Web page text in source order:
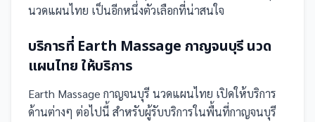
นวดแผนไทย เป็นอีกหนึ่งตัวเลือกที่น่าสนใจ
บริการที่ Earth Massage กาญจนบุรี นวด
แผนไทย ให้บริการ
Earth Massage กาญจนบุรี นวดแผนไทย เปิดให้บริการ
ด้านต่างๆ ต่อไปนี้ สำหรับผู้รับบริการในพื้นที่กาญจนบุรี